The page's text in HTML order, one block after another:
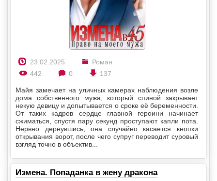
23.02.2025
Роман
442
0 137
Майя замечает на уличных камерах наблюдения возле
дома собственного мужа, который спиной закрывает
некую девицу и допытывается о сроке её беременности.
От таких кадров сердце главной героини начинает
сжиматься, спустя пару секунд проступают капли пота.
Нервно дернувшись, она случайно касается кнопки
открывания ворот, после чего супруг переводит суровый
взгляд точно в объектив...
Измена. Попаданка в жену дракона